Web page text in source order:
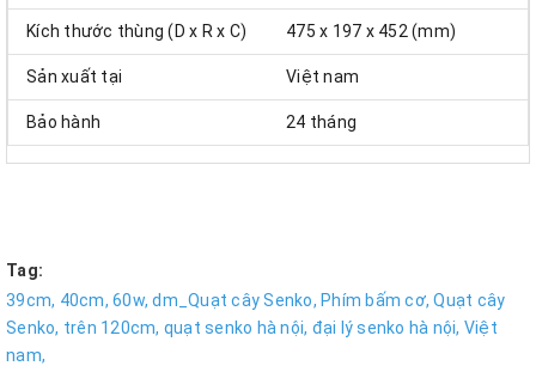
Kích thước thùng (D x R x C) 475 x 197 x 452 (mm)
Sản xuất tại Việt nam
Bảo hành 24 tháng
Tag:
39cm, 40cm, 60w, dm_Quạt cây Senko, Phím bấm cơ, Quạt cây
Senko, trên 120cm, quạt senko hà nội, đại lý senko hà nội, Việt
nam,